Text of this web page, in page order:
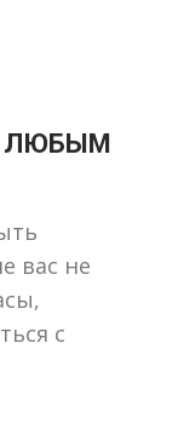
ЛЮБЫМ
вас не
с